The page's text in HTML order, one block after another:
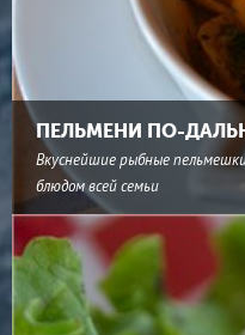
ПЕЛЬМЕНИ ПО-
Вкуснейшие рыбные
блюдом всей семьи